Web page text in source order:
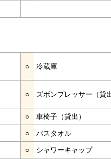
○ 冷蔵庫
○ ズボンプレッサー（貸
○ 車椅子（貸出）
○ バスタオル
○ シャワーキャップ